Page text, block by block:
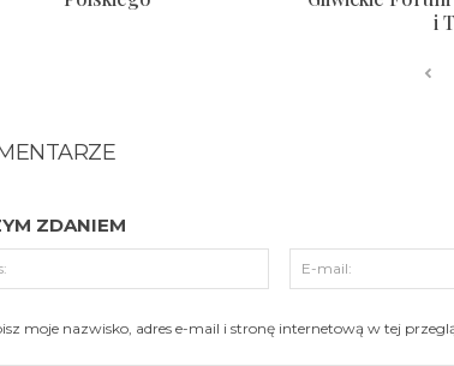
i
ZDANIEM
Podpis:
moje nazwisko, adres e-mail i stronę internetową w tej